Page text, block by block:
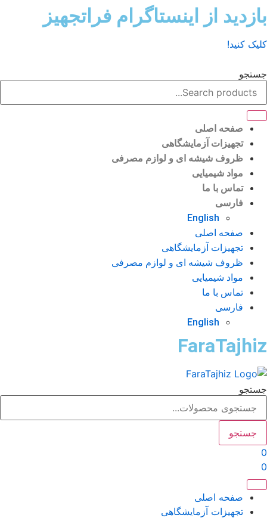
از اینستاگرام فراتجهیز
کنید!
صفحه اصلی
تجهیزات آزمایشگاهی
ظروف شیشه ای و لوازم مصرفی
مواد شیمیایی
تماس با ما
فارسی
English
صفحه اصلی
تجهیزات آزمایشگاهی
ظروف شیشه ای و لوازم مصرفی
مواد شیمیایی
تماس با ما
فارسی
English
جستجو
صفحه اصلی
تجهیزات آزمایشگاهی